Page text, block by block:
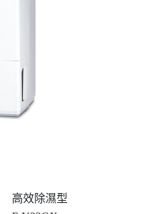
高效除濕型